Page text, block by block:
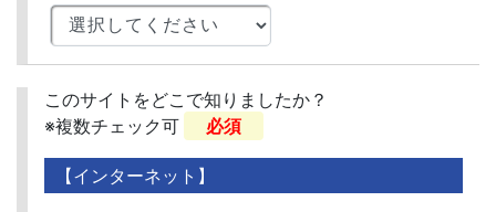
このサイトをどこで知りましたか？
※複数チェック可
必須
【インターネット】